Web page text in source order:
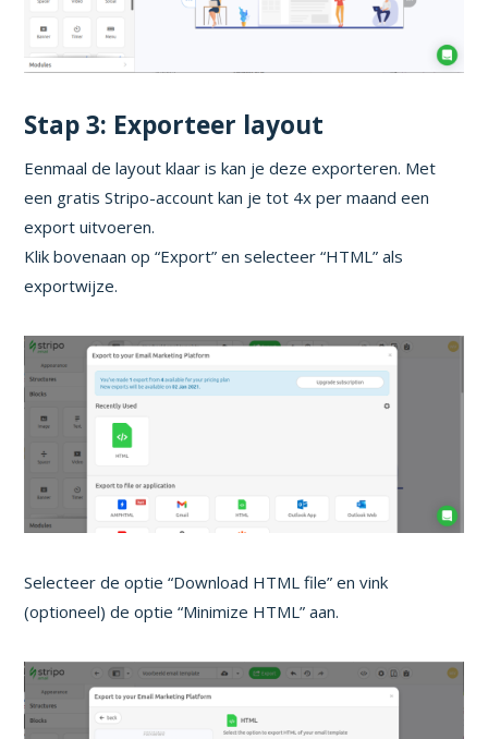
Stap 3: Exporteer layout
Eenmaal de layout klaar is kan je deze exporteren. Met
een gratis Stripo-account kan je tot 4x per maand een
export uitvoeren.
Klik bovenaan op “Export” en selecteer “HTML” als
exportwijze.
Selecteer de optie “Download HTML file” en vink
(optioneel) de optie “Minimize HTML” aan.